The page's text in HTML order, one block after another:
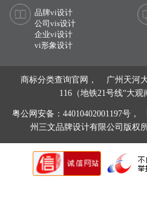
品牌vi设计
公司vis设计
企业vi设计
vi形象设计
商标分类查询官网， 广州天河大
116（地铁21号线“大观
粤公网安备：44010402001197号，
州三文品牌设计有限公司版权